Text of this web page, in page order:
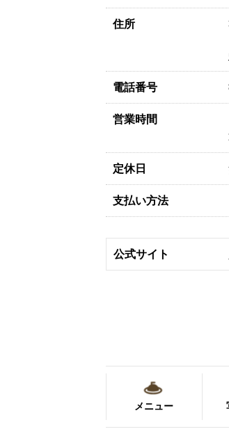
住所
電話番号
営業時間
定休日
支払い方法
公式サイト
メニュー